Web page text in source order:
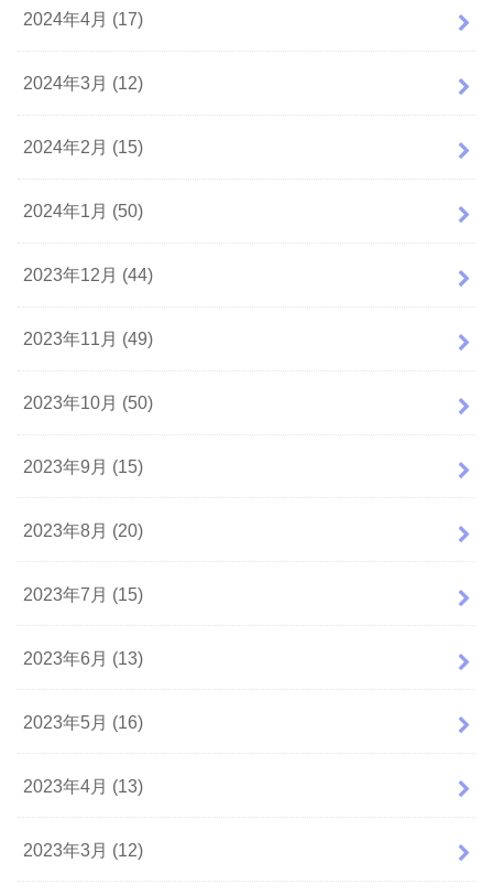
2024年4月 (17)
2024年3月 (12)
2024年2月 (15)
2024年1月 (50)
2023年12月 (44)
2023年11月 (49)
2023年10月 (50)
2023年9月 (15)
2023年8月 (20)
2023年7月 (15)
2023年6月 (13)
2023年5月 (16)
2023年4月 (13)
2023年3月 (12)